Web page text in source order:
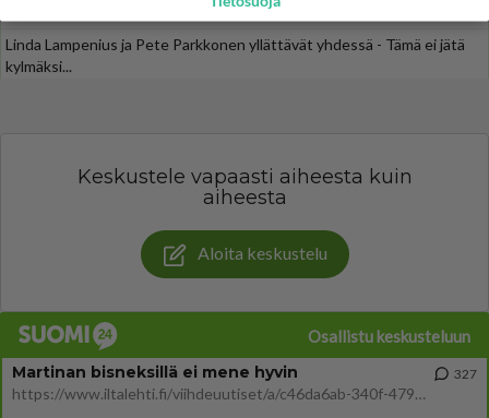
Linda Lampenius ja Pete Parkkonen yllättävät yhdessä - Tämä ei jätä
kylmäksi...
Keskustele vapaasti aiheesta kuin
aiheesta
Aloita keskustelu
Osallistu keskusteluun
Martinan bisneksillä ei mene hyvin
https://www.iltalehti.fi/viihdeuutiset/a/c46da6ab-340f-4790-aaa7-0865eed2336 Yrityksen konkurssihakemus on tullut kärä
327